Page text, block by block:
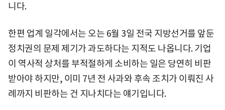
니다.
한편 업계 일각에서는 오는 6월 3일 전국 지방선거를 앞둔
정치권의 문제 제기가 과도하다는 지적도 나옵니다. 기업
이 역사적 상처를 부적절하게 소비하는 일은 당연히 비판
받아야 하지만, 이미 7년 전 사과와 후속 조치가 이뤄진 사
례까지 비판하는 건 지나치다는 얘기입니다.